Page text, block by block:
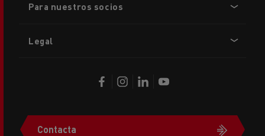
Para nuestros socios
Legal
Contacta